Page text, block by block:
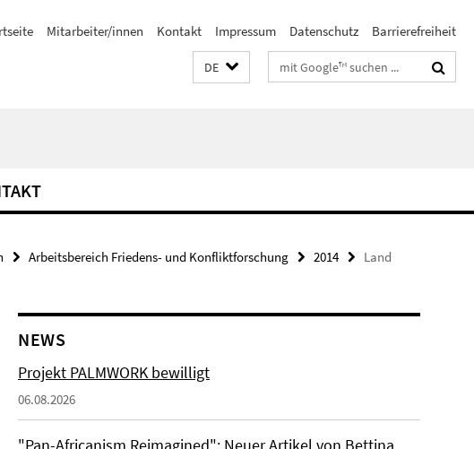
Mitarbeiter/innen Kontakt Impressum Datenschutz Barrierefreiheit
DE Suchbegriffe
Arbeitsbereich Friedens- und Konfliktforschung 2014
Land
NEWS
Projekt PALMWORK bewilligt
06.08.2026